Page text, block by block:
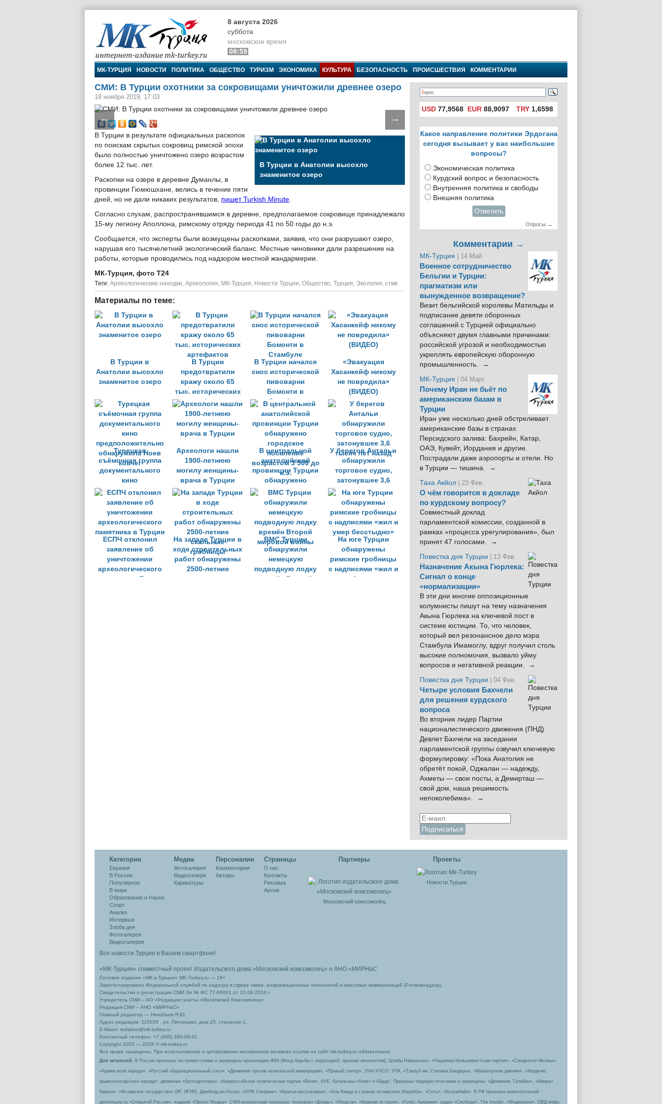
МК-Турция
8 августа 2026
суббота
московское время
08:59
МК-ТУРЦИЯ НОВОСТИ ПОЛИТИКА ОБЩЕСТВО ТУРИЗМ ЭКОНОМИКА КУЛЬТУРА БЕЗОПАСНОСТЬ ПРОИСШЕСТВИЯ КОММЕНТАРИИ
СМИ: В Турции охотники за сокровищами уничтожили древнее озеро
18 ноября 2019, 17:03
← →
В Турции в Анатолии высохло
знаменитое озеро
В Турции в результате официальных раскопок
по поискам скрытых сокровищ римской эпохи
было полностью уничтожено озеро возрастом
более 12 тыс. лет.
Раскопки на озере в деревне Думанлы, в
провинции Гюмюшхане, велись в течение пяти
дней, но не дали никаких результатов, пишет Turkish Minute.
Согласно слухам, распространявшимся в деревне, предполагаемое сокровище принадлежало
15-му легиону Аполлона, римскому отряду периода 41 по 50 годы до н.э.
Сообщается, что эксперты были возмущены раскопками, заявив, что они разрушают озеро,
нарушая его тысячелетний экологический баланс. Местные чиновники дали разрешение на
работы, которые проводились под надзором местной жандармерии.
МК-Турция, фото T24
Tеги: Археологические находки, Археология, МК-Турция, Новости Турции, Общество, Турция, Экология, стмк
Материалы по теме:
В Турции в
Анатолии высохло
знаменитое озеро
В Турции
предотвратили
кражу около 65
тыс. исторических
артефактов
В Турции начался
снос исторической
пивоварни
Бомонти в
Стамбуле
«Эвакуация
Хасанкейф никому
не повредила»
(ВИДЕО)
Турецкая
съёмочная группа
документального
кино
предположительно
обнаружила Ноев
ковчег
Археологи нашли
1900-летнюю
могилу женщины-
врача в Турции
В центральной
анатолийской
провинции Турции
обнаружено
городское
поселение
возрастом 3 500 до
н.э.
У берегов Антальи
обнаружили
торговое судно,
затонувшее 3,6
тысяч лет назад
ЕСПЧ отклонил
заявление об
уничтожении
археологического
памятника в Турции
На западе Турции в
ходе строительных
работ обнаружены
2500-летние
ВМС Турции
обнаружили
немецкую
подводную лодку
времён Второй
На юге Турции
обнаружены
римские гробницы
с надписями «жил и
умер бесстыдно»
USD 77,9568 EUR 88,9097 TRY1,6598
Какое направление политики Эрдогана
сегодня вызывает у вас наибольшие
вопросы?
Экономическая политика
Курдский вопрос и безопасность
Внутренняя политика и свободы
Внешняя политика
Ответить
Опросы →
Комментарии →
МК-Турция | 14 Май
Военное сотрудничество
Бельгии и Турции:
прагматизм или
вынужденное возвращение?
Визит бельгийской королевы Матильды и
подписание девяти оборонных
соглашений с Турцией официально
объясняют двумя главными причинами:
российской угрозой и необходимостью
укреплять европейскую оборонную
промышленность. →
МК-Турция
| 04 Март
Почему Иран не бьёт по
американским базам в
Турции
Иран уже несколько дней обстреливает
американские базы в странах
Персидского залива: Бахрейн, Катар,
ОАЭ, Кувейт, Иордания и другие.
Пострадали даже аэропорты и отели. Но
в Турции — тишина. →
Таха Акйол | 23 Фев.
О чём говорится в докладе
по курдскому вопросу?
Совместный доклад
парламентской комиссии, созданной в
рамках «процесса урегулирования», был
принят 47 голосами. →
Повестка дня Турции
| 13 Фев.
Назначение Акына Гюрлека:
Сигнал о конце
«нормализации»
В эти дни многие оппозиционные
колумнисты пишут на тему назначения
Акына Гюрлека на ключевой пост в
системе юстиции. То, что человек,
который вел резонансное дело мэра
Стамбула Имамоглу, вдруг получил столь
высокие полномочия, вызвало уйму
вопросов и негативной реакции. →
Повестка дня Турции
| 04 Фев.
Четыре условия Бахчели
для решения курдского
вопроса
Во вторник лидер Партии
националистического движения (ПНД)
Девлет Бахчели на заседании
парламентской группы озвучил ключевую
формулировку: «Пока Анатолия не
обретёт покой, Оджалан — надежду,
Ахметы — свои посты, а Демирташ —
свой дом, наша решимость
непоколебима». →
Категории
Евразия
В России
Популярное
В мире
Образование и Наука
Спорт
Анализ
Интервью
Злоба дня
Фотогалерея
Видеогалерея
Медиа
Фотогалерея
Видеогалеря
Карикатуры
Персоналии
Комментарии
Авторы
Cтраницы
О нас
Контакты
Реклама
Архив
Партнеры
Московский комсомолец
Проекты
Новости Турции
Все новости Турции в Вашем смартфоне!
«МК-Турция» совместный проект Издательского дома «Московский комсомолец» и АНО «МИРНаС
Сетевое издание «МК в Турции» MK-Turkey.ru — 16+
Зарегистрировано Федеральной службой по надзору в сфере связи, информационных технологий и массовых коммуникаций (Роскомнадзор).
Свидетельство о регистрации СМИ Эл № ФС 77-66061 от 10.06.2016 г.
Учредитель СМИ – АО «Редакция газеты «Московский Комсомолец»
Редакция СМИ – АНО «МИРНаС»
Главный редактор — Ниязбаев Я.Ю.
Адрес редакции: 115035 , ул. Пятницкая, дом 25, строение 1.
Е-Маил: redaktor@mk-turkey.ru
Контактный телефон: +7 (499) 390-08-91
Copyright 2003 — 2026 © mk-turkey.ru
Все права защищены. При использовании и цитировании материалов активная ссылка на сайт mk-turkey.ru обязательна!
Для читателей : В России признаны экстремистскими и запрещены организации ФБК (Фонд борьбы с коррупцией, признан иноагентом), Штабы Навального, «Национал-большевистская партия», «Свидетели Иеговы»,
«Армия воли народа», «Русский общенациональный союз», «Движение против нелегальной иммиграции», «Правый сектор», УНА-УНСО, УПА, «Тризуб им. Степана Бандеры», «Мизантропик дивижн», «Меджлис
крымскотатарского народа», движение «Артподготовка», общероссийская политическая партия «Воля», АУЕ, батальоны «Азов» и Айдар″. Признаны террористическими и запрещены: «Движение Талибан», «Имарат
Кавказ», «Исламское государство» (ИГ, ИГИЛ), Джебхад-ан-Нусра, «АУМ Синрике», «Братья-мусульмане», «Аль-Каида в странах исламского Магриба», «Сеть», «Колумбайн». В РФ признана нежелательной
деятельность «Открытой России», издания «Проект Медиа». СМИ-иноагентами признаны: телеканал «Дождь», «Медуза», «Важные истории», «Голос Америки», радио «Свобода», The Insider, «Медиазона», ОВД-инфо.